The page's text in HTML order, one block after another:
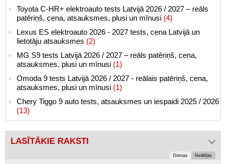
Toyota C-HR+ elektroauto tests Latvijā 2026 / 2027 – reāls
patēriņš, cena, atsauksmes, plusi un mīnusi (4)
Lexus ES elektroauto 2026 - 2027 tests, cena Latvijā un
lietotāju atsauksmes (2)
MG S9 tests Latvijā 2026 / 2027 – reāls patēriņš, cena,
atsauksmes, plusi un mīnusi (1)
Omoda 9 tests Latvijā 2026 / 2027 - reālais patēriņš, cena,
atsauksmes, plusi un mīnusi (1)
Chery Tiggo 9 auto tests, atsauksmes un iespaidi 2025 / 2026
(13)
LASĪTĀKIE RAKSTI
Dienas Nedēļas